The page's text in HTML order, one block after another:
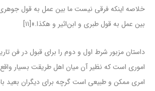
خلاصه اینکه فرقی نیست ما بین عمل به قول جوهری
بین عمل به قول طبری و ابن‌اثیر و هکذا.»[۱۱]
داستان مزبور شرط اول و دوم را برای قبول در فن
اموری است که نظیر آن میان اهل طریقت بسیار
امری ممکن و طبیعی است گرچه برای دیگران بعید